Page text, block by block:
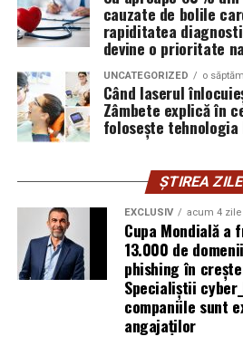
introducă parola pe o pagină
vigilența utilizatorului rămâne
explică Horațiu Șimon, Chief
cyber_Folks România.
Subiectul a fost semnalat și de
turneului, de la fraude online și
operațiuni de dezinformare.
Avertismentele publice s-au
asupra fanilor și infrastructurii
specialiștii atrag atenția că
inclusiv atunci când nu au nicio
industria sportului, turismului sau
cauzate de bolile
rapiditatea
devine o prioritate
UNCATEGORIZED o
Când laserul
Zâmbete explică în
folosește tehnologia
ȘTIREA
EXCLUSIV acum 4 zile
Cupa Mondială a
13.000 de
phishing în
Specialiștii
companiile sunt
angajaților